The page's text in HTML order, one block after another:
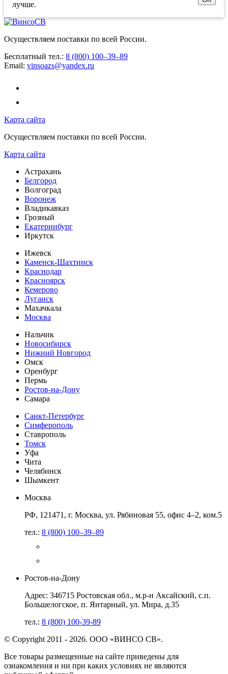
лучше.
Осуществляем поставки по всей России.
Бесплатный тел.: 8 (800) 100–39–89
Email: vinsoazs@yandex.ru
Карта сайта
Осуществляем поставки по всей России.
Карта сайта
Астрахань
Белгород
Волгоград
Воронеж
Владикавказ
Грозный
Екатеринбург
Иркутск
Ижевск
Каменск-Шахтинск
Краснодар
Красноярск
Кемерово
Луганск
Махачкала
Москва
Нальчик
Новосибирск
Нижний Новгород
Омск
Оренбург
Пермь
Ростов-на-Дону
Самара
Санкт-Петербург
Симферополь
Ставрополь
Томск
Уфа
Чита
Челябинск
Шымкент
Москва
РФ, 121471, г. Москва, ул. Рябиновая 55, офис 4–2, ком.5
тел.: 8 (800) 100–39–89
Ростов-на-Дону
Адрес: 346715 Ростовская обл., м.р-н Аксайский, с.п.
Большелогское, п. Янтарный, ул. Мира, д.35
тел.: 8 (800) 100-39-89
© Copyright 2011 - 2026. ООО «ВИНСО СВ».
Все товары размещенные на сайте приведены для
ознакомления и ни при каких условиях не являются